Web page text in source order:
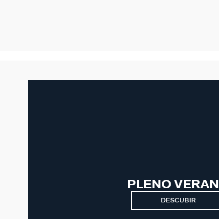
PLENO
DESCUBIR